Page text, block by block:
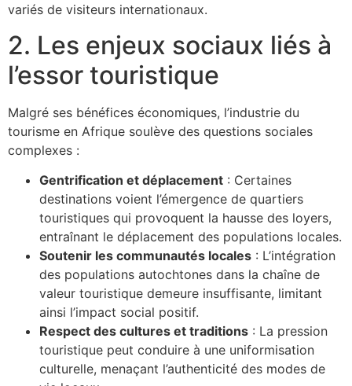
variés de visiteurs internationaux.
2. Les enjeux sociaux liés à
l’essor touristique
Malgré ses bénéfices économiques, l’industrie du
tourisme en Afrique soulève des questions sociales
complexes :
Gentrification et déplacement : Certaines
destinations voient l’émergence de quartiers
touristiques qui provoquent la hausse des loyers,
entraînant le déplacement des populations locales.
Soutenir les communautés locales : L’intégration
des populations autochtones dans la chaîne de
valeur touristique demeure insuffisante, limitant
ainsi l’impact social positif.
Respect des cultures et traditions : La pression
touristique peut conduire à une uniformisation
culturelle, menaçant l’authenticité des modes de